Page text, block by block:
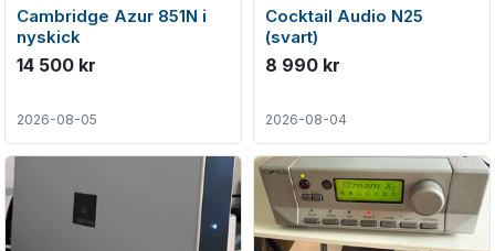
Cambridge Azur 851N i
nyskick
14 500 kr
2026-08-05
Cocktail Audio N25
(svart)
8 990 kr
2026-08-04